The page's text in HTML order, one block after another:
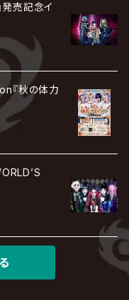
発売記念イ
『秋の体力